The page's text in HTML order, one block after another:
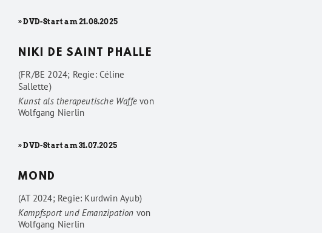
» DVD-Start am 21.08.2025
NIKI DE SAINT PHALLE
(FR/BE 2024; Regie: Céline
Sallette)
Kunst als therapeutische Waffevon
Wolfgang Nierlin
» DVD-Start am 31.07.2025
MOND
(AT 2024; Regie: Kurdwin Ayub)
Kampfsport und Emanzipation von
Wolfgang Nierlin